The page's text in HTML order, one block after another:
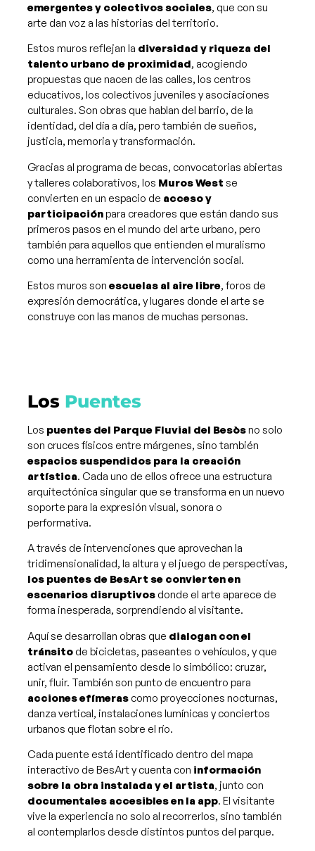
emergentes y colectivos sociales, que con su
arte dan voz a las historias del territorio.
Estos muros reflejan la diversidad y riqueza del
talento urbano de proximidad, acogiendo
propuestas que nacen de las calles, los centros
educativos, los colectivos juveniles y asociaciones
culturales. Son obras que hablan del barrio, de la
identidad, del día a día, pero también de sueños,
justicia, memoria y transformación.
Gracias al programa de becas, convocatorias abiertas
y talleres colaborativos, los Muros West se
convierten en un espacio de acceso y
participaciónpara creadores que están dando sus
primeros pasos en el mundo del arte urbano, pero
también para aquellos que entienden el muralismo
como una herramienta de intervención social.
Estos muros son escuelas al aire libre, foros de
expresión democrática, y lugares donde el arte se
construye con las manos de muchas personas.
Los puentes del Parque Fluvial del Besòsno solo
son cruces físicos entre márgenes, sino también
espacios suspendidos para la creación
artística. Cada uno de ellos ofrece una estructura
arquitectónica singular que se transforma en un nuevo
soporte para la expresión visual, sonora o
performativa.
A través de intervenciones que aprovechan la
tridimensionalidad, la altura y el juego de perspectivas,
los puentes de BesArt se convierten en
escenarios disruptivos donde el arte aparece de
forma inesperada, sorprendiendo al visitante.
Aquí se desarrollan obras que dialogan con el
tránsito de bicicletas, paseantes o vehículos, y que
activan el pensamiento desde lo simbólico: cruzar,
unir, fluir. También son punto de encuentro para
acciones efímeras como proyecciones nocturnas,
danza vertical, instalaciones lumínicas y conciertos
urbanos que flotan sobre el río.
Cada puente está identificado dentro del mapa
interactivo de BesArt y cuenta con información
sobre la obra instalada y el artista, junto con
documentales accesibles en la app. El visitante
vive la experiencia no solo al recorrerlos, sino también
al contemplarlos desde distintos puntos del parque.
Los Puentes